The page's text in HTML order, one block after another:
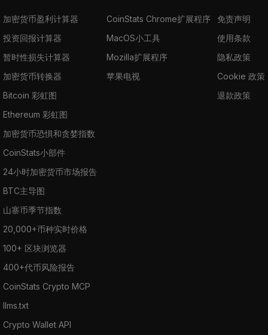
加密货币盈利计算器
投资回报计算器
暂时性损失计算器
加密货币转换器
Bitcoin 彩虹图
Ethereum 彩虹图
加密货币恐惧和贪婪指数
CoinStats小部件
24小时加密货币市场报告
BTC主导图
山寨币季节指数
20,000+币种实时价格
100+ 区块浏览器
400+代币风险报告
CoinStats Crypto MCP
llms.txt
Crypto Wallet API
CoinStats Chrome扩展程序
MacOS小工具
Mozilla扩展程序
苹果电视
免责声明
使用条款
隐私政策
Cookie 政策
退款政策